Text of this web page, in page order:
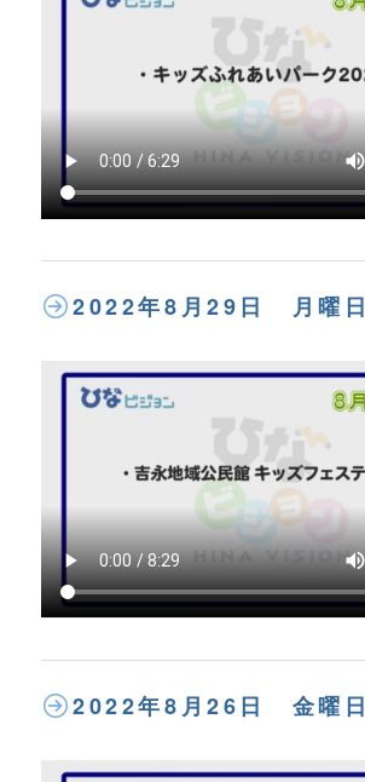
2022年8月29日 月曜日
2022年8月26日 金曜日